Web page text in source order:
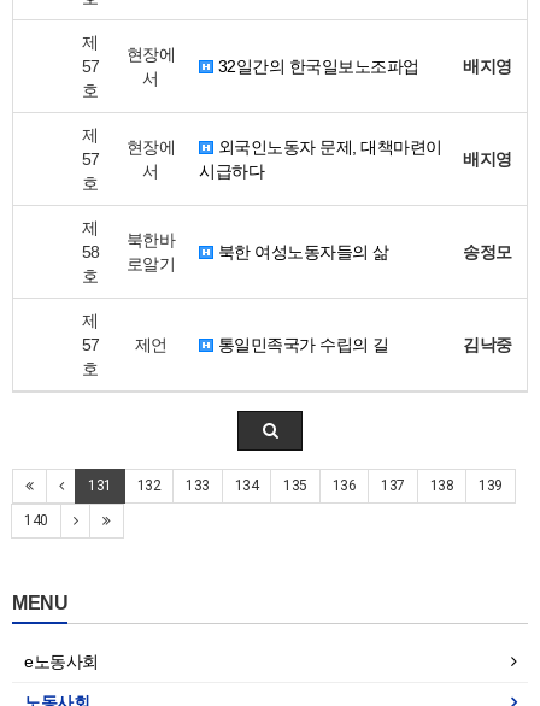
제
57
호
현장에
서
32일간의 한국일보노조파업 배지영
제
57
호
현장에
서
외국인노동자 문제, 대책마련이
시급하다
배지영
제
58
호
북한바
로알기
북한 여성노동자들의 삶 송정모
제
57
호
제언 통일민족국가 수립의 길 김낙중
131 132 133 134 135 136 137 138 139
140
MENU
e노동사회